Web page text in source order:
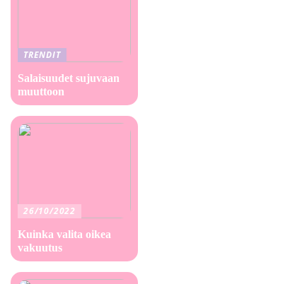
TRENDIT
Salaisuudet sujuvaan
muuttoon
26/10/2022
Kuinka valita oikea
vakuutus